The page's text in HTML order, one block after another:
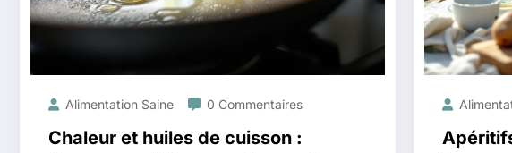
Alimentation Saine 0 Commentaires
Chaleur et huiles de cuisson :